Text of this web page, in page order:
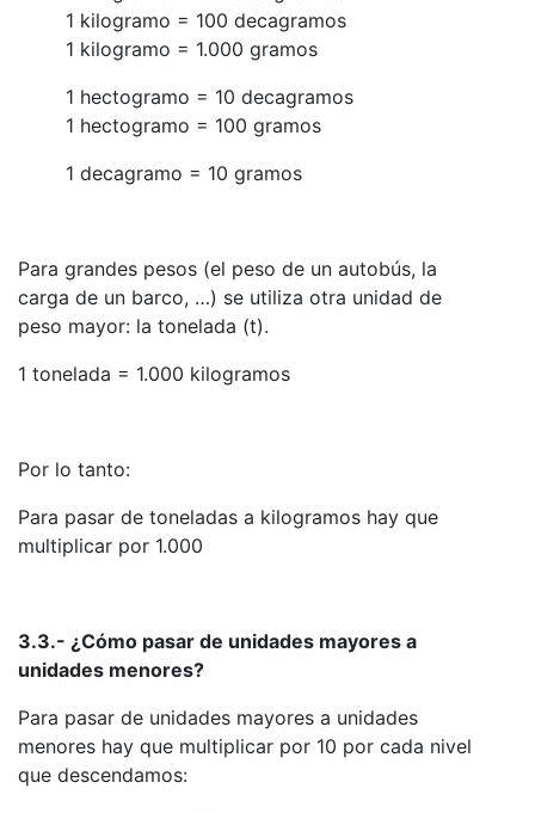
1 kilogramo = 100 decagramos
1 kilogramo = 1.000 gramos
1 hectogramo = 10 decagramos
1 hectogramo = 100 gramos
1 decagramo = 10 gramos
Para grandes pesos (el peso de un autobús, la
carga de un barco, …) se utiliza otra unidad de
peso mayor: la tonelada (t).
1 tonelada = 1.000 kilogramos
Por lo tanto:
Para pasar de toneladas a kilogramos hay que
multiplicar por 1.000
3.3.- ¿Cómo pasar de unidades mayores a
unidades menores?
Para pasar de unidades mayores a unidades
menores hay que multiplicar por 10 por cada nivel
que descendamos: